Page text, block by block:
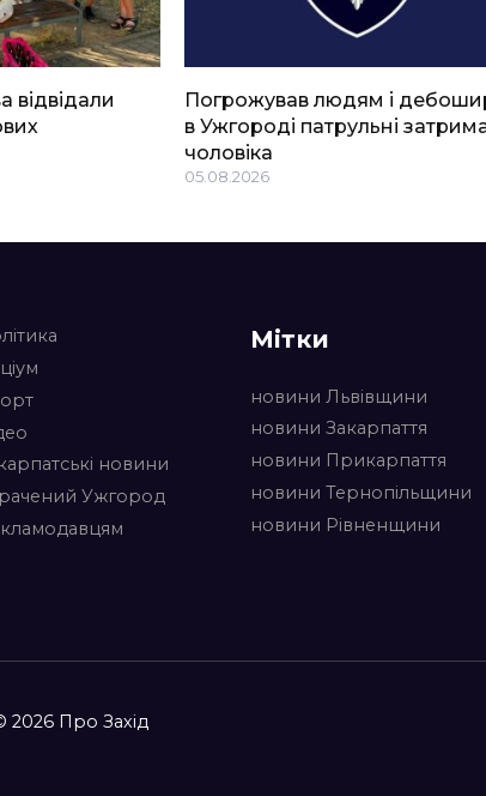
відвідали
Погрожував людям і
в Ужгороді патрульні
чоловіка
05.08.2026
новини
Ужгород
Мітки
новини Львівщини
новини Закарпаття
новини Прикарпаття
новини Тернопільщини
новини Рівненщини
2026 Про Захід